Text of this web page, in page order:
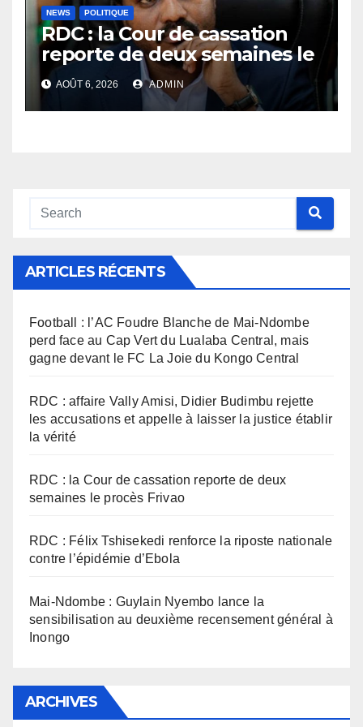
NEWS POLITIQUE
RDC : la Cour de cassation
reporte de deux semaines le
procès Frivao
AOÛT 6, 2026 ADMIN
ARTICLES RÉCENTS
Football : l’AC Foudre Blanche de Mai-Ndombe
perd face au Cap Vert du Lualaba Central, mais
gagne devant le FC La Joie du Kongo Central
RDC : affaire Vally Amisi, Didier Budimbu rejette
les accusations et appelle à laisser la justice établir
la vérité
RDC : la Cour de cassation reporte de deux
semaines le procès Frivao
RDC : Félix Tshisekedi renforce la riposte nationale
contre l’épidémie d’Ebola
Mai-Ndombe : Guylain Nyembo lance la
sensibilisation au deuxième recensement général à
Inongo
ARCHIVES